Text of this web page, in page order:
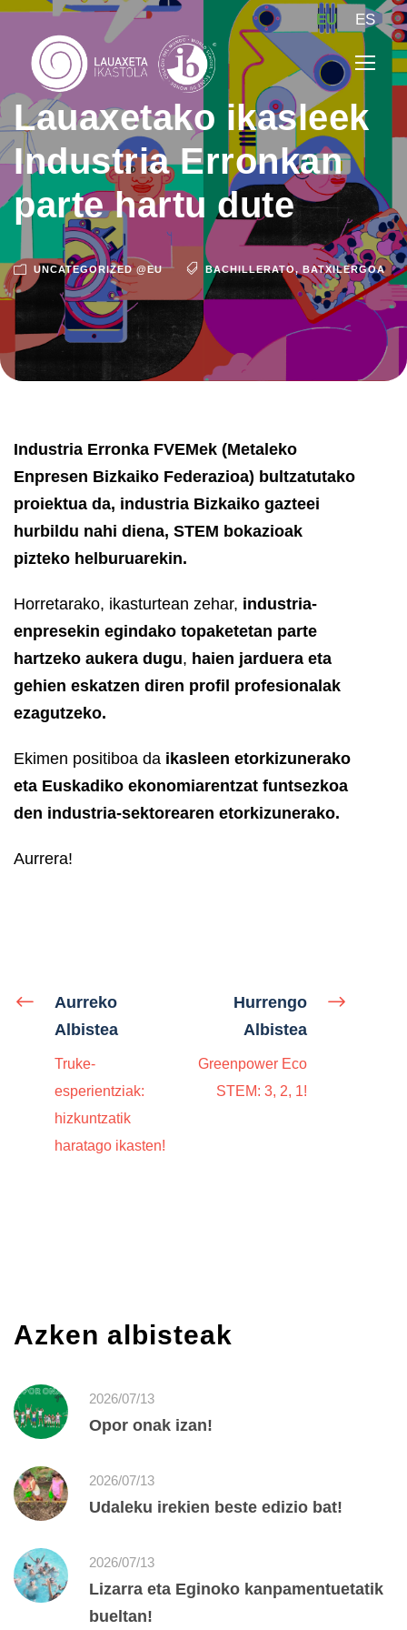
EU ES
Lauaxetako ikasleek
Industria Erronkan
parte hartu dute
UNCATEGORIZED @EU BACHILLERATO, BATXILERGOA
Industria Erronka FVEMek (Metaleko
Enpresen Bizkaiko Federazioa) bultzatutako
proiektua da, industria Bizkaiko gazteei
hurbildu nahi diena, STEM bokazioak
pizteko helburuarekin.
Horretarako, ikasturtean zehar, industria-
enpresekin egindako topaketetan parte
hartzeko aukera dugu, haien jarduera eta
gehien eskatzen diren profil profesionalak
ezagutzeko.
Ekimen positiboa da ikasleen etorkizunerako
eta Euskadiko ekonomiarentzat funtsezkoa
den industria-sektorearen etorkizunerako.
Aurrera!
Aurreko
Albistea
Truke-
esperientziak:
hizkuntzatik
haratago ikasten!
Hurrengo
Albistea
Greenpower Eco
STEM: 3, 2, 1!
Azken albisteak
2026/07/13
Opor onak izan!
2026/07/13
Udaleku irekien beste edizio bat!
2026/07/13
Lizarra eta Eginoko kanpamentuetatik
bueltan!